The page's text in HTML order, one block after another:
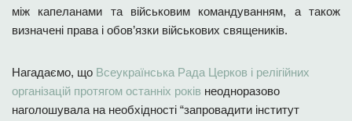
між капеланами та військовим командуванням, а також
визначені права і обов’язки військових священиків.
Нагадаємо, що Всеукраїнська Рада Церков і релігійних
організацій протягом останніх років неодноразово
наголошувала на необхідності “запровадити інститут